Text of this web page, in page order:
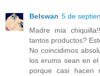
Belswan 5 de
Madre mia
tantos productos?
No coincidimos
los erums sean en
porque casi